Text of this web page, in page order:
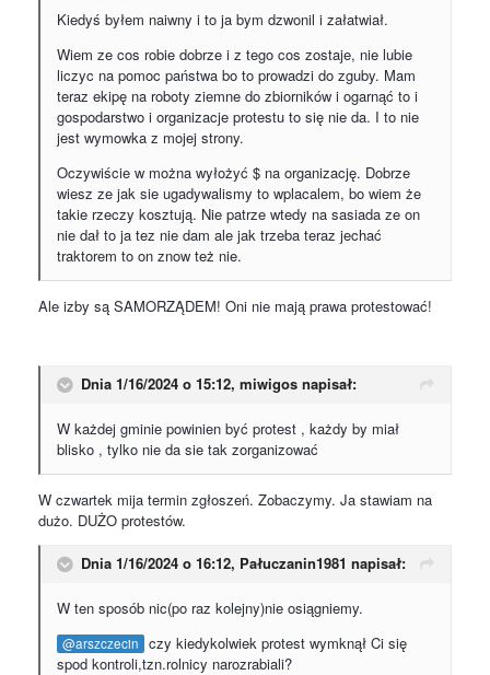
Kiedyś byłem naiwny i to ja bym dzwonil i załatwiał.
Wiem ze cos robie dobrze i z tego cos zostaje, nie lubie
liczyc na pomoc państwa bo to prowadzi do zguby. Mam
teraz ekipę na roboty ziemne do zbiorników i ogarnąć to i
gospodarstwo i organizacje protestu to się nie da. I to nie
jest wymowka z mojej strony.
Oczywiście w można wyłożyć $ na organizację. Dobrze
wiesz ze jak sie ugadywalismy to wplacalem, bo wiem że
takie rzeczy kosztują. Nie patrze wtedy na sasiada ze on
nie dał to ja tez nie dam ale jak trzeba teraz jechać
traktorem to on znow też nie.
Ale izby są SAMORZĄDEM! Oni nie mają prawa protestować!
Dnia 1/16/2024 o 15:12, miwigos napisał:
W każdej gminie powinien być protest , każdy by miał
blisko , tylko nie da sie tak zorganizować
W czwartek mija termin zgłoszeń. Zobaczymy. Ja stawiam na
dużo. DUŻO protestów.
Dnia 1/16/2024 o 16:12, Pałuczanin1981 napisał:
W ten sposób nic(po raz kolejny)nie osiągniemy.
@arszczecin
czy kiedykolwiek protest wymknął Ci się
spod kontroli,tzn.rolnicy narozrabiali?